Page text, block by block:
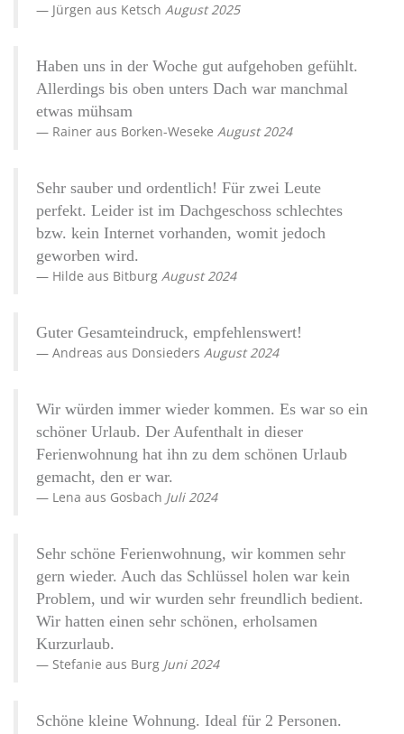
Jürgen aus Ketsch August 2025
Haben uns in der Woche gut aufgehoben gefühlt.
Allerdings bis oben unters Dach war manchmal
etwas mühsam
Rainer aus Borken-Weseke August 2024
Sehr sauber und ordentlich! Für zwei Leute
perfekt. Leider ist im Dachgeschoss schlechtes
bzw. kein Internet vorhanden, womit jedoch
geworben wird.
Hilde aus Bitburg August 2024
Guter Gesamteindruck, empfehlenswert!
Andreas aus Donsieders August 2024
Wir würden immer wieder kommen. Es war so ein
schöner Urlaub. Der Aufenthalt in dieser
Ferienwohnung hat ihn zu dem schönen Urlaub
gemacht, den er war.
Lena aus Gosbach Juli 2024
Sehr schöne Ferienwohnung, wir kommen sehr
gern wieder. Auch das Schlüssel holen war kein
Problem, und wir wurden sehr freundlich bedient.
Wir hatten einen sehr schönen, erholsamen
Kurzurlaub.
Stefanie aus Burg Juni 2024
Schöne kleine Wohnung. Ideal für 2 Personen.